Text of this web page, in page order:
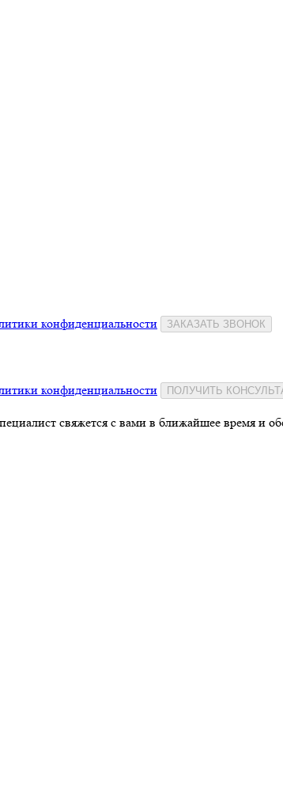
конфиденциальности ЗАКАЗАТЬ ЗВОНОК
конфиденциальности ПОЛУЧИТЬ
свяжется с вами в ближайшее время и